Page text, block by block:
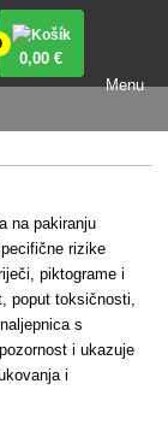
0,00 €
Menu
na pakiranju
rizike
piktograme i
poput toksičnosti,
s
i ukazuje
i